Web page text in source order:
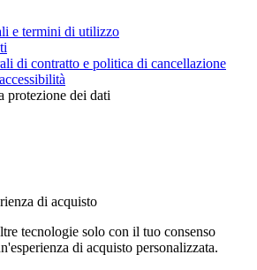
e termini di utilizzo
di contratto e politica di cancellazione
protezione dei dati
di acquisto
tecnologie solo con il tuo consenso
di acquisto personalizzata.